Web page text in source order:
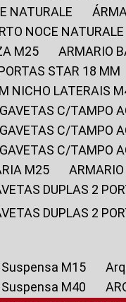
NATURALE
NOCE NATURALE
M25
ARMARIO
STAR 18 MM
NICHO LATERAIS
C/TAMPO
GAVETAS C/TAMPO
GAVETAS C/TAMPO
M25
DUPLAS 2
DUPLAS 2
Suspensa M15
Suspensa M40